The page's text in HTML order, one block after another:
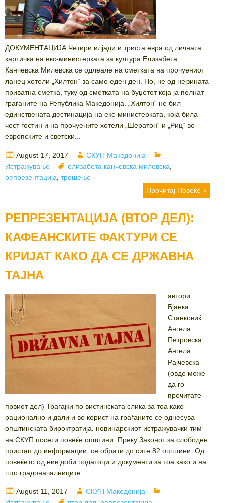
ДОКУМЕНТАЦИЈА Четири илјади и триста евра од личната
картичка на екс-министерката за култура Елизабета
Канчевска Милевска се одлеале на сметката на прочуениот
ланец хотели „Хилтон“ за само еден ден. Но, не од нејзината
приватна сметка, туку од сметката на буџетот која ја полнат
граѓаните на Република Македонија. „Хилтон“ не бил
единствената дестинација на екс-министерката, која била
чест гостин и на прочуените хотели „Шератон“ и „Риц“ во
европските и светски...
Posted
on
August 17, 2017 Author
СКУП Македонија
Истражување
Tags
елизабета канчевска милевска
репрезентација трошење
Прочитај Повеќе »
РЕПРЕЗЕНТАЦИЈА (ВТОР ДЕЛ):
КАФЕАНСКИТЕ ФАКТУРИ СЕ
КРИЈАТ КАКО ДА СЕ ДРЖАВНА
ТАЈНА
автори:
Бјанка
Станковиќ
Ангела
Петровска
Ангела
Рајчевска
(овде може
да го
прочитате
првиот дел) Трагајќи по вистинската слика за тоа како
рационално и дали и во корист на граѓаните се однесува
општинската бироктратија, новинарскиот истражувачки тим
на СКУП посети повеќе општини. Преку Законот за слободен
пристап до информации, се обрати до сите 82 општини. Од
повеќето од нив доби податоци и документи за тоа како и на
што градоначалниците...
Posted
August 11, 2017 Author
СКУП Македонија